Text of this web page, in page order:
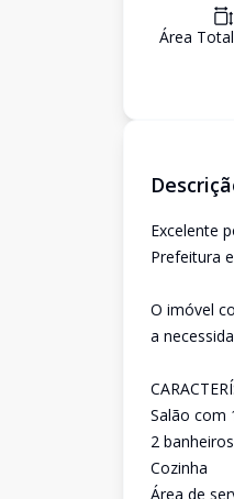
Área Total
Excelente
Prefeitura
O imóvel
a
Salão com
2 banheiros
Cozinha
Área de